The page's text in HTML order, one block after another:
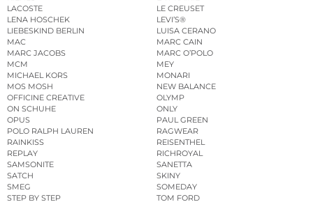
LACOSTE
LE CREUSET
LENA HOSCHEK
LEVI’S®
LIEBESKIND BERLIN
LUISA CERANO
MAC
MARC CAIN
MARC JACOBS
MARC O’POLO
MCM
MEY
MICHAEL KORS
MONARI
MOS MOSH
NEW BALANCE
OFFICINE CREATIVE
OLYMP
ON SCHUHE
ONLY
OPUS
PAUL GREEN
POLO RALPH LAUREN
RAGWEAR
RAINKISS
REISENTHEL
REPLAY
RICHROYAL
SAMSONITE
SANETTA
SATCH
SKINY
SMEG
SOMEDAY
STEP BY STEP
TOM FORD